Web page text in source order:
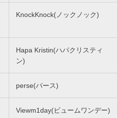
KnockKnock(ノックノック)
Hapa Kristin(ハパクリスティ
ン)
perse(パース)
Viewm1day(ビュームワンデー)